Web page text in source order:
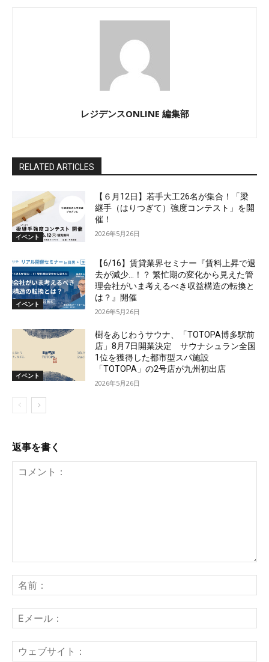
レジデンスONLINE 編集部
RELATED ARTICLES
イベント
【６月12日】若手大工26名が集合！「梁
継手（はりつぎて）強度コンテスト」を開
催！
2026年5月26日
イベント
【6/16】賃貸業界セミナー『賃料上昇で退
去が減少…！？ 繁忙期の変化から見えた管
理会社がいま考えるべき収益構造の転換と
は？』開催
2026年5月26日
イベント
樹をあじわうサウナ、「TOTOPA博多駅前
店」8月7日開業決定 サウナシュラン全国
1位を獲得した都市型スパ施設
「TOTOPA」の2号店が九州初出店
2026年5月26日
返事を書く
ン
ト：
前
メ
ー
ェ